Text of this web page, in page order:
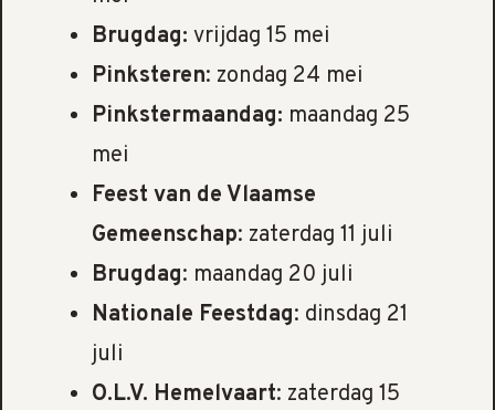
Brugdag: vrijdag 15 mei
Pinksteren: zondag 24 mei
Pinkstermaandag: maandag 25
mei
Feest van de Vlaamse
Gemeenschap: zaterdag 11 juli
Brugdag: maandag 20 juli
Nationale Feestdag: dinsdag 21
juli
O.L.V. Hemelvaart: zaterdag 15